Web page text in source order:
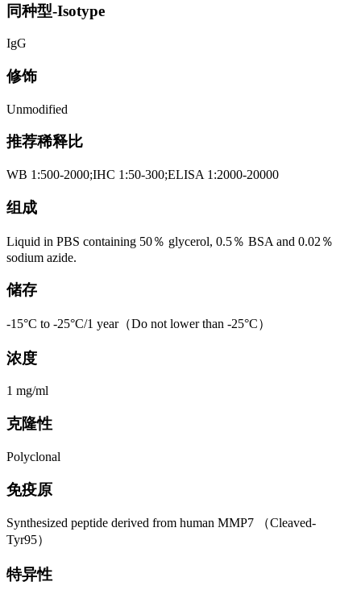
同种型-Isotype
IgG
修饰
Unmodified
推荐稀释比
WB 1:500-2000;IHC 1:50-300;ELISA 1:2000-20000
组成
Liquid in PBS containing 50％ glycerol, 0.5％ BSA and 0.02％
sodium azide.
储存
-15°C to -25°C/1 year（Do not lower than -25°C）
浓度
1 mg/ml
克隆性
Polyclonal
免疫原
Synthesized peptide derived from human MMP7 （Cleaved-
Tyr95）
特异性